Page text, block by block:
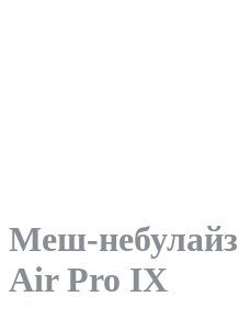
Меш-
Air Pro IX